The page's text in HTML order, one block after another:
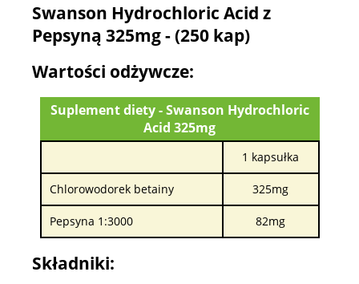
Swanson Hydrochloric Acid z
Pepsyną 325mg - (250 kap)
Wartości odżywcze:
Suplement diety - Swanson Hydrochloric
Acid 325mg
1 kapsułka
Chlorowodorek betainy 325mg
Pepsyna 1:3000 82mg
Składniki: